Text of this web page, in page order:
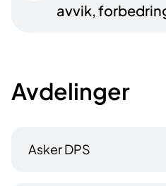
avvik,
Avdelinger
Asker DPS